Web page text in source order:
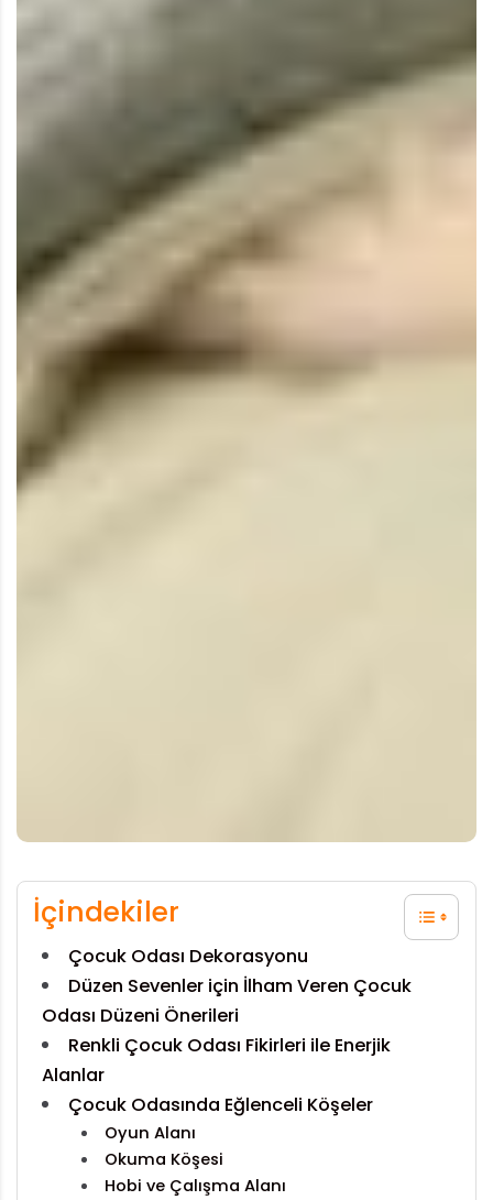
İçindekiler
Çocuk Odası Dekorasyonu
Düzen Sevenler için İlham Veren Çocuk
Odası Düzeni Önerileri
Renkli Çocuk Odası Fikirleri ile Enerjik
Alanlar
Çocuk Odasında Eğlenceli Köşeler
Oyun Alanı
Okuma Köşesi
Hobi ve Çalışma Alanı